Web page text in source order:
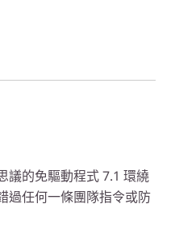
議的免驅動程式 7.1 環繞
過任何一條團隊指令或防